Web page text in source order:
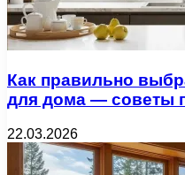
Как правильно
для дома — советы
22.03.2026